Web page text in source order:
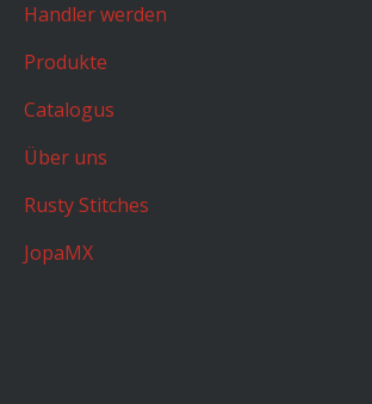
Handler werden
Produkte
Catalogus
Über uns
Rusty Stitches
JopaMX